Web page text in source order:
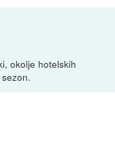
okolje hotelskih